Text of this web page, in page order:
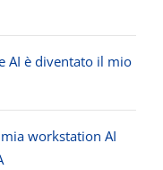
AI è diventato il mio
workstation AI